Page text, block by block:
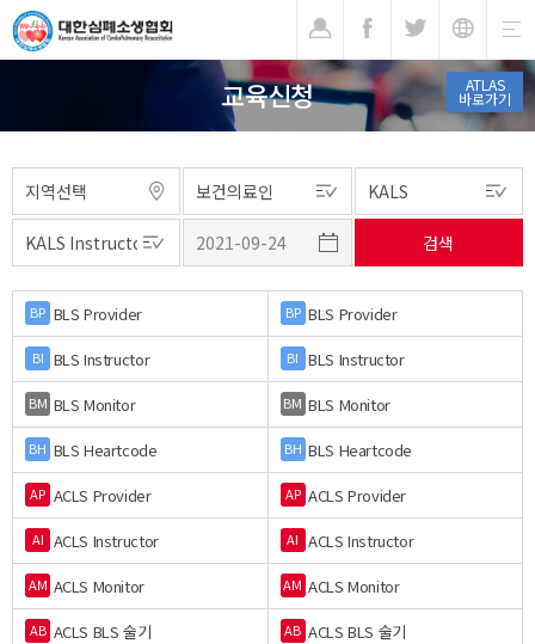
ATLAS
바로가기
교육신청
BP BLS Provider BP BLS Provider
BI BLS Instructor BI BLS Instructor
BM BLS Monitor BM BLS Monitor
BH BLS Heartcode BH BLS Heartcode
AP ACLS Provider AP ACLS Provider
AI ACLS Instructor AI ACLS Instructor
AM ACLS Monitor AM ACLS Monitor
AB ACLS BLS 술기 AB ACLS BLS 술기